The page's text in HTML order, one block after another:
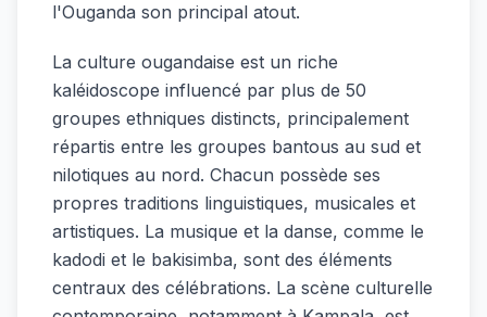
l'Ouganda son principal atout.
La culture ougandaise est un riche
kaléidoscope influencé par plus de 50
groupes ethniques distincts, principalement
répartis entre les groupes bantous au sud et
nilotiques au nord. Chacun possède ses
propres traditions linguistiques, musicales et
artistiques. La musique et la danse, comme le
kadodi et le bakisimba, sont des éléments
centraux des célébrations. La scène culturelle